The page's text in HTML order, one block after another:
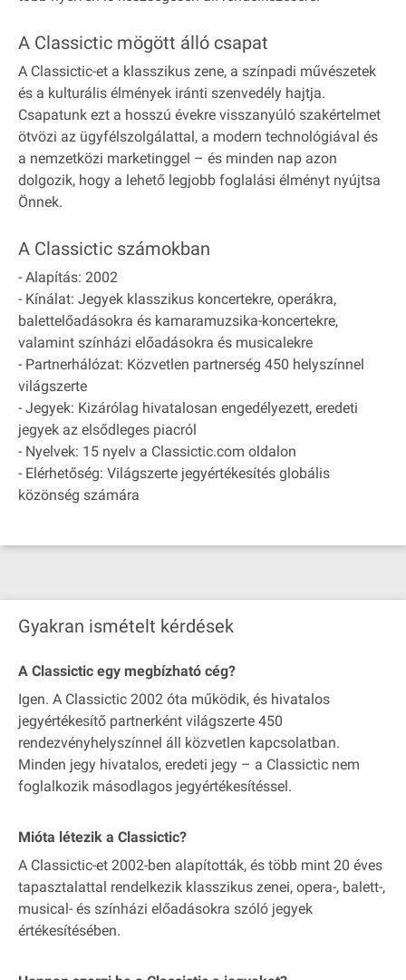
A Classictic mögött álló csapat
A Classictic-et a klasszikus zene, a színpadi művészetek
és a kulturális élmények iránti szenvedély hajtja.
Csapatunk ezt a hosszú évekre visszanyúló szakértelmet
ötvözi az ügyfélszolgálattal, a modern technológiával és
a nemzetközi marketinggel – és minden nap azon
dolgozik, hogy a lehető legjobb foglalási élményt nyújtsa
Önnek.
A Classictic számokban
- Alapítás: 2002
- Kínálat: Jegyek klasszikus koncertekre, operákra,
balettelőadásokra és kamaramuzsika-koncertekre,
valamint színházi előadásokra és musicalekre
- Partnerhálózat: Közvetlen partnerség 450 helyszínnel
világszerte
- Jegyek: Kizárólag hivatalosan engedélyezett, eredeti
jegyek az elsődleges piacról
- Nyelvek: 15 nyelv a Classictic.com oldalon
- Elérhetőség: Világszerte jegyértékesítés globális
közönség számára
Gyakran ismételt kérdések
A Classictic egy megbízható cég?
Igen. A Classictic 2002 óta működik, és hivatalos
jegyértékesítő partnerként világszerte 450
rendezvényhelyszínnel áll közvetlen kapcsolatban.
Minden jegy hivatalos, eredeti jegy – a Classictic nem
foglalkozik másodlagos jegyértékesítéssel.
Mióta létezik a Classictic?
A Classictic-et 2002-ben alapították, és több mint 20 éves
tapasztalattal rendelkezik klasszikus zenei, opera-, balett-,
musical- és színházi előadásokra szóló jegyek
értékesítésében.